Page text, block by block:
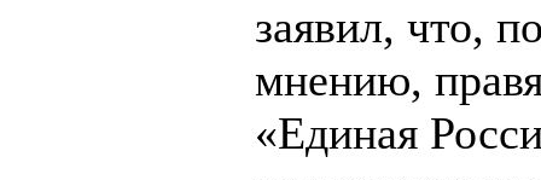
заявил, что,
мнению,
«Единая